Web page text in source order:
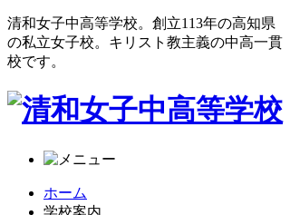
清和女子中高等学校。創立113年の高知県
の私立女子校。キリスト教主義の中高一貫
校です。
ホーム
学校案内